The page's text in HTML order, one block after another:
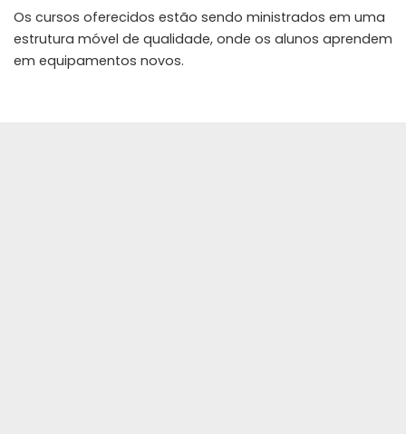
Os cursos oferecidos estão sendo ministrados em uma
estrutura móvel de qualidade, onde os alunos aprendem
em equipamentos novos.